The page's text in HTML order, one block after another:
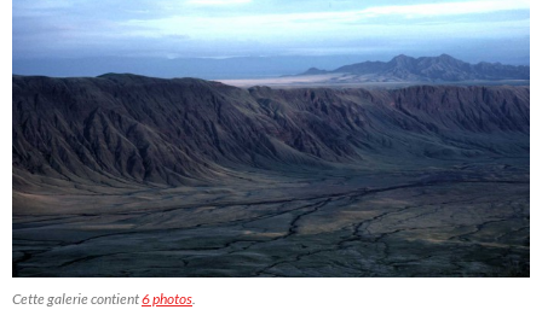
Cette galerie contient6 photos